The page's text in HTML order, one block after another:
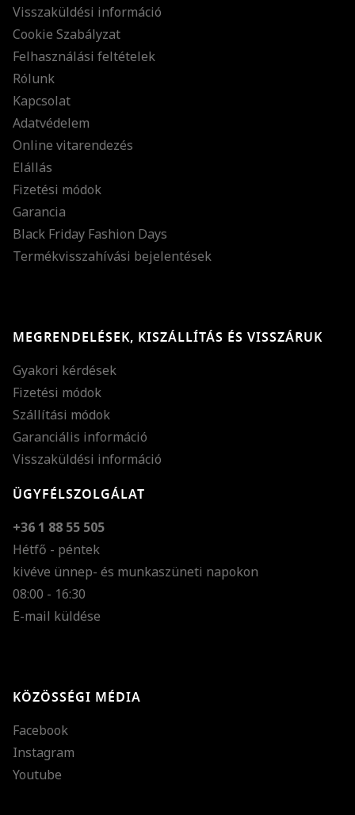
Visszaküldési információ
Cookie Szabályzat
Felhasználási feltételek
Rólunk
Kapcsolat
Adatvédelem
Online vitarendezés
Elállás
Fizetési módok
Garancia
Black Friday Fashion Days
Termékvisszahívási bejelentések
MEGRENDELÉSEK, KISZÁLLÍTÁS ÉS VISSZÁRUK
Gyakori kérdések
Fizetési módok
Szállítási módok
Garanciális információ
Visszaküldési információ
ÜGYFÉLSZOLGÁLAT
+36 1 88 55 505
Hétfő - péntek
kivéve ünnep- és munkaszüneti napokon
08:00 - 16:30
E-mail küldése
KÖZÖSSÉGI MÉDIA
Facebook
Instagram
Youtube